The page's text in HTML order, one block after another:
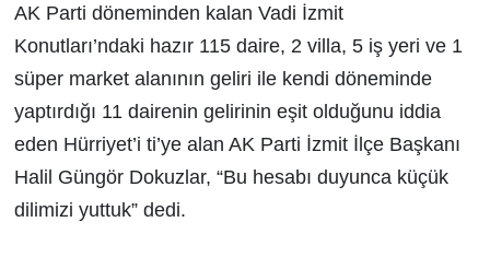
AK Parti döneminden kalan Vadi İzmit
Konutları’ndaki hazır 115 daire, 2 villa, 5 iş yeri ve 1
süper market alanının geliri ile kendi döneminde
yaptırdığı 11 dairenin gelirinin eşit olduğunu iddia
eden Hürriyet’i ti’ye alan AK Parti İzmit İlçe Başkanı
Halil Güngör Dokuzlar, “Bu hesabı duyunca küçük
dilimizi yuttuk” dedi.